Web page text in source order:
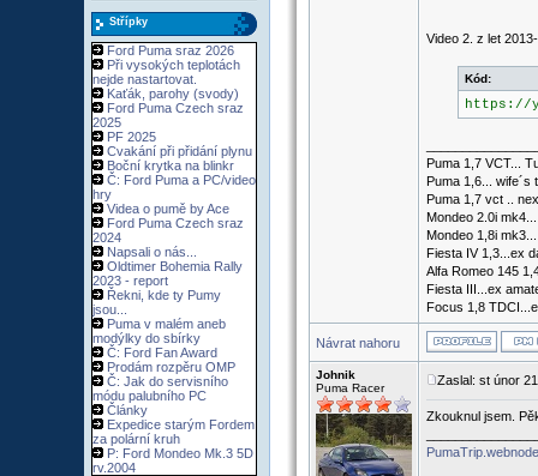
Střípky
Ford Puma sraz 2026
Při vysokých teplotách
nejde nastartovat.
Kaťák, parohy (svody)
Ford Puma Czech sraz
2025
PF 2025
Cvakání při přidání plynu
Boční krytka na blinkr
Č: Ford Puma a PC/video
hry
Videa o pumě by Ace
Ford Puma Czech sraz
2024
Napsali o nás...
Oldtimer Bohemia Rally
2023 - report
Řekni, kde ty Pumy
jsou...
Puma v malém aneb
modýlky do sbírky
Č: Ford Fan Award
Prodám rozpěru OMP
Č: Jak do servisního
módu palubního PC
Články
Expedice starým Fordem
za polární kruh
P: Ford Mondeo Mk.3 5D
rv.2004
Video 2. z let
Kód:
https://
Puma 1,7 VCT...
Puma 1,6... wife´s
Puma 1,7 vct ..
Mondeo 2.0i
Mondeo 1,8i
Fiesta IV 1,3...ex
Alfa Romeo 145
Fiesta III...ex
Focus 1,8
Návrat nahoru
Johnik
Puma Racer
Zaslal: st únor
Zkouknul jsem.